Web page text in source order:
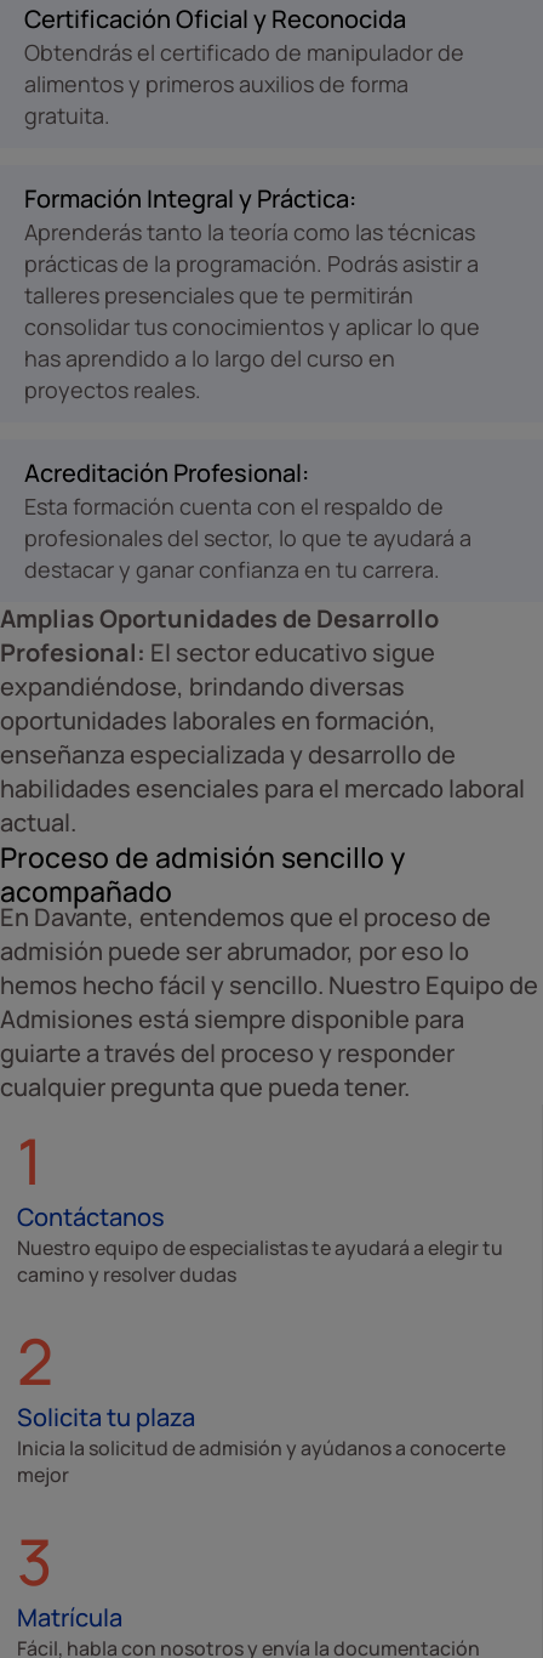
Certificación Oficial y Reconocida
Obtendrás el certificado de manipulador de
alimentos y primeros auxilios de forma
gratuita.
Formación Integral y Práctica:
Aprenderás tanto la teoría como las técnicas
prácticas de la programación. Podrás asistir a
talleres presenciales que te permitirán
consolidar tus conocimientos y aplicar lo que
has aprendido a lo largo del curso en
proyectos reales.
Acreditación Profesional:
Esta formación cuenta con el respaldo de
profesionales del sector, lo que te ayudará a
destacar y ganar confianza en tu carrera.
Amplias Oportunidades de Desarrollo
Profesional: El sector educativo sigue
expandiéndose, brindando diversas
oportunidades laborales en formación,
enseñanza especializada y desarrollo de
habilidades esenciales para el mercado laboral
actual.
Proceso de admisión sencillo y
acompañado
En Davante, entendemos que el proceso de
admisión puede ser abrumador, por eso lo
hemos hecho fácil y sencillo. Nuestro Equipo de
Admisiones está siempre disponible para
guiarte a través del proceso y responder
cualquier pregunta que pueda tener.
1
Contáctanos
Nuestro equipo de especialistas te ayudará a elegir tu
camino y resolver dudas
2
Solicita tu plaza
Inicia la solicitud de admisión y ayúdanos a conocerte
mejor
3
Matrícula
Fácil, habla con nosotros y envía la documentación